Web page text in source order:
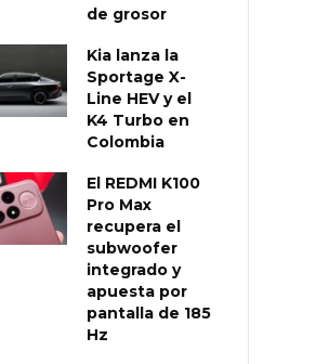
de grosor
Kia lanza la
Sportage X-
Line HEV y el
K4 Turbo en
Colombia
El REDMI K100
Pro Max
recupera el
subwoofer
integrado y
apuesta por
pantalla de 185
Hz